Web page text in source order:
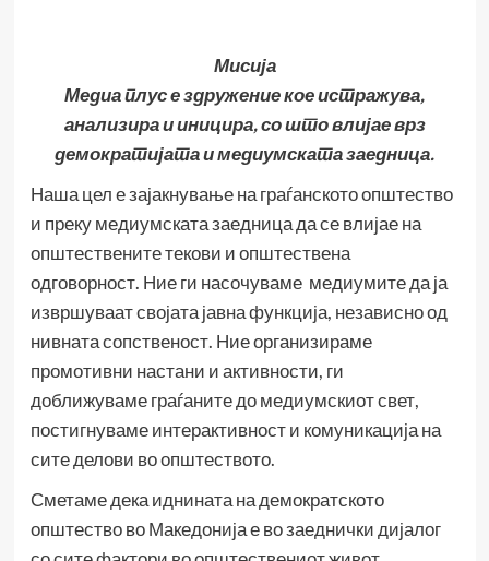
Мисија
Медиа плус е здружение кое истражува,
анализира и иницира, со што влијае врз
демократијата и медиумската заедница.
Наша цел е зајакнување на граѓанското општество
и преку медиумската заедница да се влијае на
општествените текови и општествена
одговорност. Ние ги насочуваме медиумите да ја
извршуваат својата јавна функција, независно од
нивната сопственост. Ние организираме
промотивни настани и активности, ги
доближуваме граѓаните до медиумскиот свет,
постигнуваме интерактивност и комуникација на
сите делови во општеството.
Сметаме дека иднината на демократското
општество во Македонија е во заеднички дијалог